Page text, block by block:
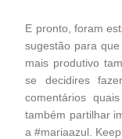
E pronto, foram
sugestão para
mais produtivo
se decidires
comentários
também partilhar
a #mariaazul.